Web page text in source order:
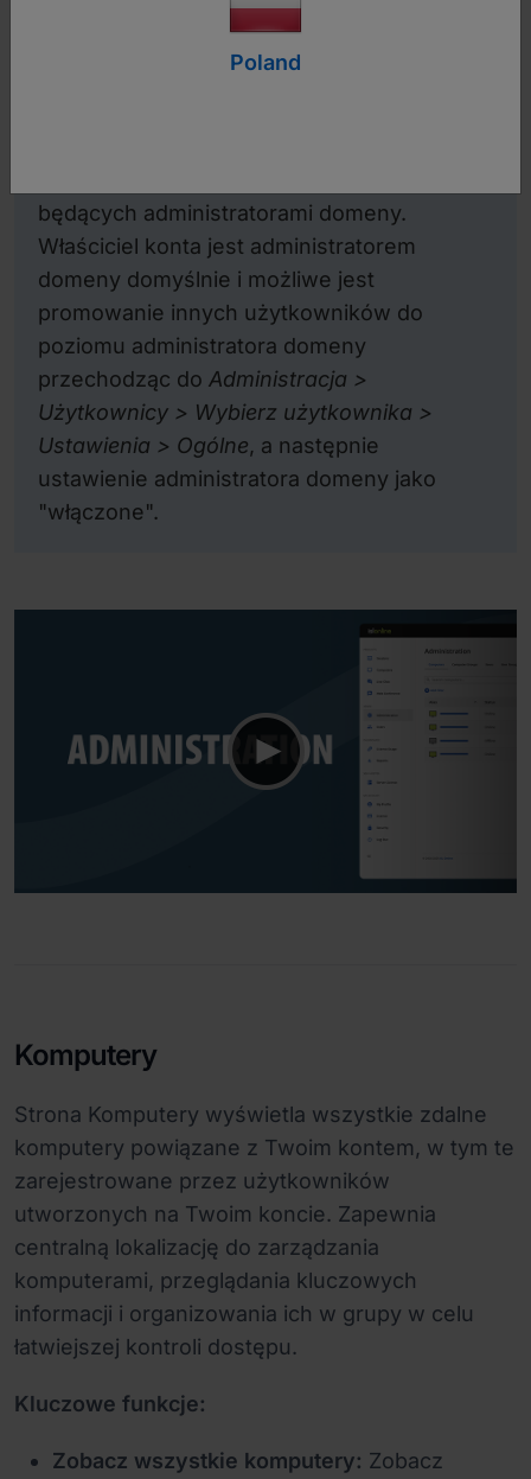
oraz konfigurację ustawień na poziomie domeny
będących administratorami domeny.
Właściciel konta jest administratorem
domeny domyślnie i możliwe jest
promowanie innych użytkowników do
poziomu administratora domeny
przechodząc do Administracja >
Użytkownicy > Wybierz użytkownika >
Ustawienia > Ogólne, a następnie
ustawienie administratora domeny jako
"włączone".
Komputery
Strona Komputery wyświetla wszystkie zdalne
komputery powiązane z Twoim kontem, w tym te
zarejestrowane przez użytkowników
utworzonych na Twoim koncie. Zapewnia
centralną lokalizację do zarządzania
komputerami, przeglądania kluczowych
informacji i organizowania ich w grupy w celu
łatwiejszej kontroli dostępu.
Kluczowe funkcje:
Zobacz wszystkie komputery: Zobacz
Poland